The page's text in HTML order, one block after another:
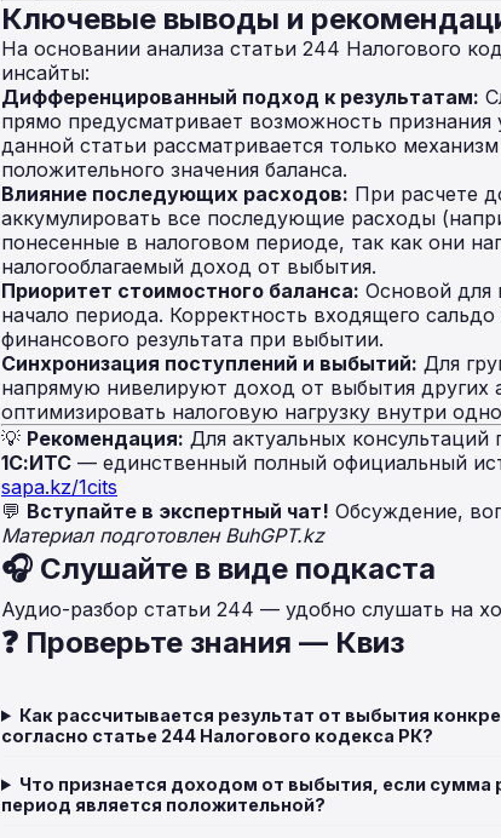
Ключевые выводы и
На основании анализа статьи 244 Налогового
инсайты:
Дифференцированный подход к результатам:
прямо предусматривает возможность
данной статьи рассматривается только
положительного значения баланса.
Влияние последующих расходов: При расчете
аккумулировать все последующие расходы
понесенные в налоговом периоде, так как они
налогооблагаемый доход от выбытия.
Приоритет стоимостного баланса: Основой для
начало периода. Корректность входящего
финансового результата при выбытии.
Синхронизация поступлений и выбытий: Для
напрямую нивелируют доход от выбытия других
оптимизировать налоговую нагрузку внутри
💡 Рекомендация: Для актуальных
1С:ИТС — единственный полный официальный
sapa.kz/1cits
💬 Вступайте в экспертный чат! Обсуждение,
Материал подготовлен BuhGPT.kz
🎧 Слушайте в виде подкаста
Аудио-разбор статьи 244 — удобно слушать на
❓ Проверьте знания — Квиз
Как рассчитывается результат от выбытия
согласно статье 244 Налогового кодекса РК?
Что признается доходом от выбытия, если сумма
период является положительной?